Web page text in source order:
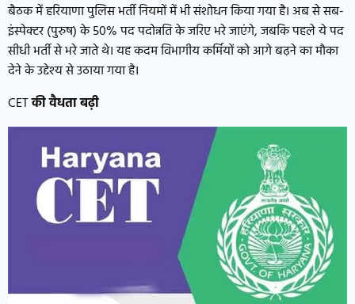
बैठक में हरियाणा पुलिस भर्ती नियमों में भी संशोधन किया गया है। अब से सब-
इंस्पेक्टर (पुरुष) के 50% पद पदोन्नति के जरिए भरे जाएंगे, जबकि पहले ये पद
सीधी भर्ती से भरे जाते थे। यह कदम विभागीय कर्मियों को आगे बढ़ने का मौका
देने के उद्देश्य से उठाया गया है।
CETकी वैधता बढ़ी